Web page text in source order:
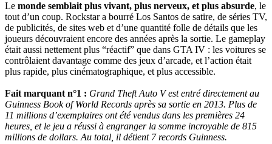
Le monde semblait plus vivant, plus nerveux, et plus absurde, le
tout d’un coup. Rockstar a bourré Los Santos de satire, de séries TV,
de publicités, de sites web et d’une quantité folle de détails que les
joueurs découvraient encore des années après la sortie. Le gameplay
était aussi nettement plus “réactif” que dans GTA IV : les voitures se
contrôlaient davantage comme des jeux d’arcade, et l’action était
plus rapide, plus cinématographique, et plus accessible.
Fait marquant n°1 : Grand Theft Auto V est entré directement au
Guinness Book of World Records après sa sortie en 2013. Plus de
11 millions d’exemplaires ont été vendus dans les premières 24
heures, et le jeu a réussi à engranger la somme incroyable de 815
millions de dollars. Au total, il détient 7 records Guinness.